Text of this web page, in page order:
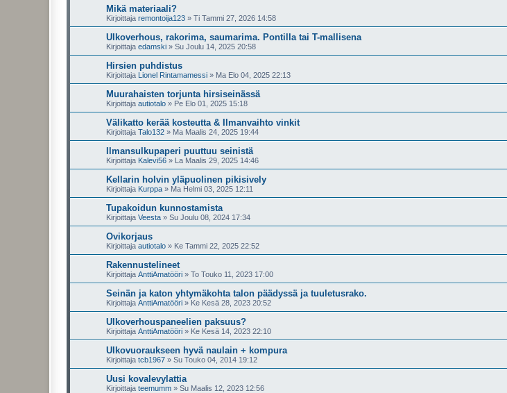
Mikä materiaali?
Kirjoittaja remontoija123 » Ti Tammi 27, 2026 14:58
Ulkoverhous, rakorima, saumarima. Pontilla tai T-mallisena
Kirjoittaja edamski » Su Joulu 14, 2025 20:58
Hirsien puhdistus
Kirjoittaja Lionel Rintamamessi » Ma Elo 04, 2025 22:13
Muurahaisten torjunta hirsiseinässä
Kirjoittaja autiotalo » Pe Elo 01, 2025 15:18
Välikatto kerää kosteutta & Ilmanvaihto vinkit
Kirjoittaja Talo132 » Ma Maalis 24, 2025 19:44
Ilmansulkupaperi puuttuu seinistä
Kirjoittaja Kalevi56 » La Maalis 29, 2025 14:46
Kellarin holvin yläpuolinen pikisively
Kirjoittaja Kurppa » Ma Helmi 03, 2025 12:11
Tupakoidun kunnostamista
Kirjoittaja Veesta » Su Joulu 08, 2024 17:34
Ovikorjaus
Kirjoittaja autiotalo » Ke Tammi 22, 2025 22:52
Rakennustelineet
Kirjoittaja AnttiAmatööri » To Touko 11, 2023 17:00
Seinän ja katon yhtymäkohta talon päädyssä ja tuuletusrako.
Kirjoittaja AnttiAmatööri » Ke Kesä 28, 2023 20:52
Ulkoverhouspaneelien paksuus?
Kirjoittaja AnttiAmatööri » Ke Kesä 14, 2023 22:10
Ulkovuoraukseen hyvä naulain + kompura
Kirjoittaja tcb1967 » Su Touko 04, 2014 19:12
Uusi kovalevylattia
Kirjoittaja teemumm » Su Maalis 12, 2023 12:56